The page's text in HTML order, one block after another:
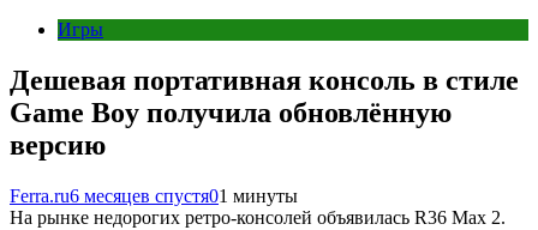
Игры
Дешевая портативная консоль в стиле
Game Boy получила обновлённую
версию
Ferra.ru6 месяцев спустя01 минуты
На рынке недорогих ретро-консолей объявилась R36 Max 2.